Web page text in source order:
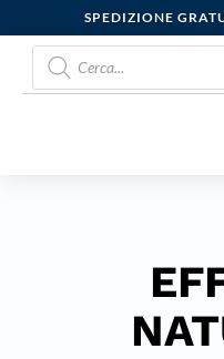
SPEDIZIONE
Products
search